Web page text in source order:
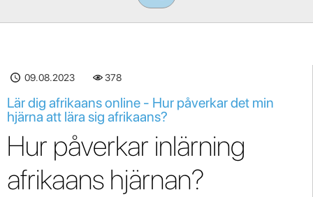
09.08.2023 378
Lär dig afrikaans online - Hur påverkar det min
hjärna att lära sig afrikaans?
Hur påverkar inlärning
afrikaans hjärnan?